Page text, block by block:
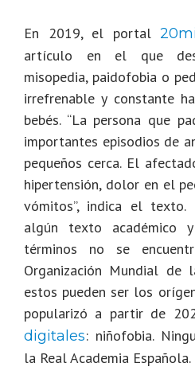
En 2019, el portal
artículo en el que
misopedia, paidofobia o
irrefrenable y constante
bebés. “La persona que
importantes episodios de
pequeños cerca. El
hipertensión, dolor en el
vómitos”, indica el texto.
algún texto académico
términos no se
Organización Mundial de
estos pueden ser los
popularizó a partir de
digitales: niñofobia.
la Real Academia Española.